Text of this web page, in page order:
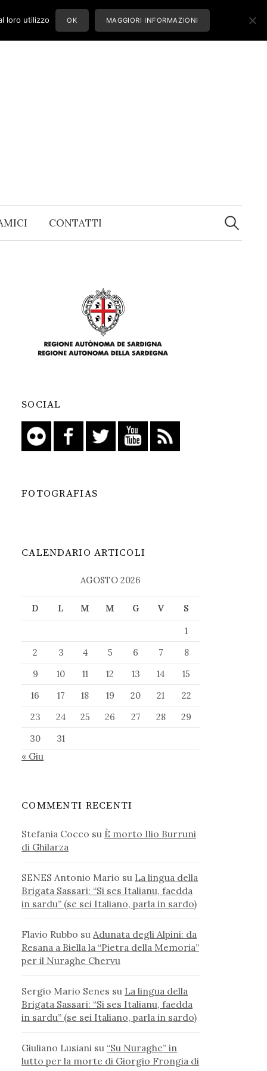
CONTATTI
Ricerca
per:
SOCIAL
FOTOGRAFIAS
CALENDARIO ARTICOLI
AGOSTO 2026
D L M M G V
S
1
2
3 4 5 6 7
8
9
10 11 12 13 14
15
16
17 18 19 20 21
22
23
24 25 26 27 28
29
30
31
« Giu
COMMENTI RECENTI
Stefania Cocco su È morto Ilio Burruni
di Ghilarza
SENES Antonio Mario su La lingua della
Brigata Sassari: “Si ses Italianu, faedda
in sardu” (se sei Italiano, parla in sardo)
Flavio Rubbo su Adunata degli Alpini: da
Resana a Biella la “Pietra della Memoria”
per il Nuraghe Chervu
Sergio Mario Senes su La lingua della
Brigata Sassari: “Si ses Italianu, faedda
in sardu” (se sei Italiano, parla in sardo)
Giuliano Lusiani su “Su Nuraghe” in
lutto per la morte di Giorgio Frongia di
loro utilizzo OK MAGGIORI INFORMAZIONI